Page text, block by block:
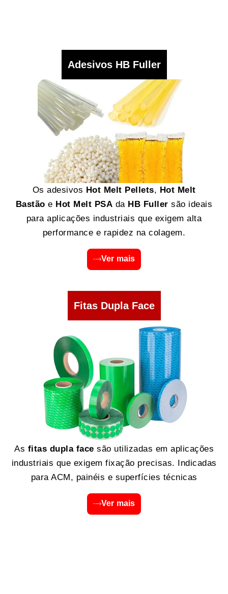
Adesivos HB Fuller
Os adesivos Hot Melt Pellets, Hot Melt
Bastão e Hot Melt PSA da HB Fuller são ideais
para aplicações industriais que exigem alta
performance e rapidez na colagem.
Ver mais
Fitas Dupla Face
As fitas dupla face são utilizadas em aplicações
industriais que exigem fixação precisas. Indicadas
para ACM, painéis e superfícies técnicas
Ver mais